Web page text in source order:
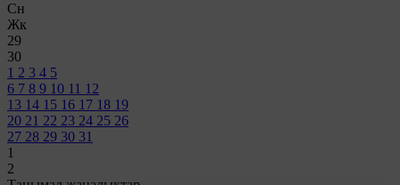
Сн
Жк
29
30
1 2 3 4 5
6 7 8 9 10 11 12
13 14 15 16 17 18 19
20 21 22 23 24 25 26
27 28 29 30 31
1
2